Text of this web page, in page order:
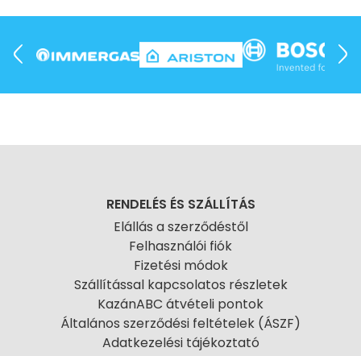
RENDELÉS ÉS SZÁLLÍTÁS
Elállás a szerződéstől
Felhasználói fiók
Fizetési módok
Szállítással kapcsolatos részletek
KazánABC átvételi pontok
Általános szerződési feltételek (ÁSZF)
Adatkezelési tájékoztató